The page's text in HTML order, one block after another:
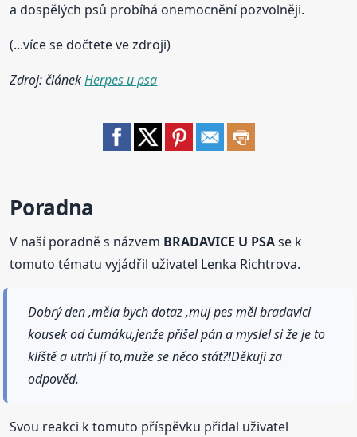
a dospělých psů probíhá onemocnění pozvolněji.
(...více se dočtete ve zdroji)
Zdroj: článekHerpes u psa
Poradna
V naší poradně s názvem BRADAVICE U PSAse k
tomuto tématu vyjádřil uživatel Lenka Richtrova.
Dobrý den ,měla bych dotaz ,muj pes měl bradavici
kousek od čumáku,jenže přišel pán a myslel si že je to
klíště a utrhl jí to,muže se něco stát?!Děkuji za
odpověd.
Svou reakci k tomuto příspěvku přidal uživatel